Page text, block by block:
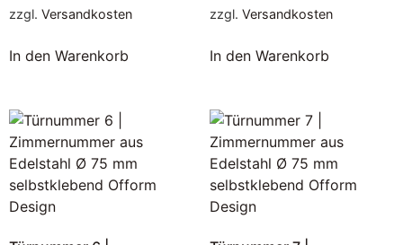
zzgl. Versandkosten
In den Warenkorb
zzgl. Versandkosten
In den Warenkorb